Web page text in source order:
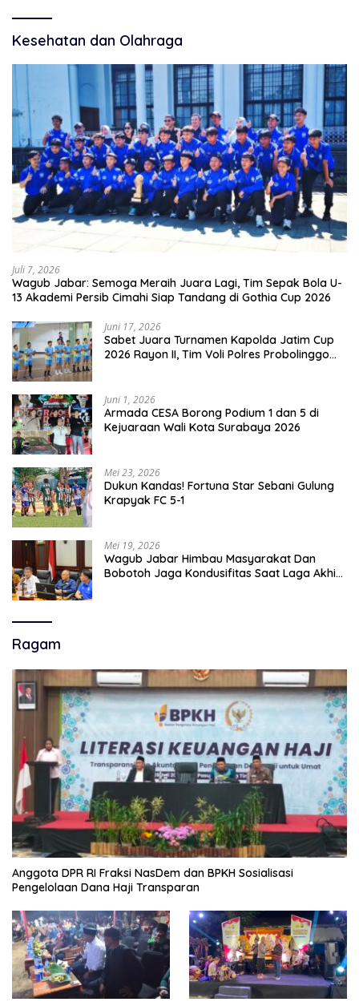
Kesehatan dan Olahraga
Juli 7, 2026
Wagub Jabar: Semoga Meraih Juara Lagi, Tim Sepak Bola U-
13 Akademi Persib Cimahi Siap Tandang di Gothia Cup 2026
Juni 17, 2026
Sabet Juara Turnamen Kapolda Jatim Cup
2026 Rayon II, Tim Voli Polres Probolinggo
Juni 1, 2026
Armada CESA Borong Podium 1 dan 5 di
Kejuaraan Wali Kota Surabaya 2026
Mei 23, 2026
Dukun Kandas! Fortuna Star Sebani Gulung
Krapyak FC 5-1
Mei 19, 2026
Wagub Jabar Himbau Masyarakat Dan
Bobotoh Jaga Kondusifitas Saat Laga Akhir
Ragam
Anggota DPR RI Fraksi NasDem dan BPKH Sosialisasi
Pengelolaan Dana Haji Transparan